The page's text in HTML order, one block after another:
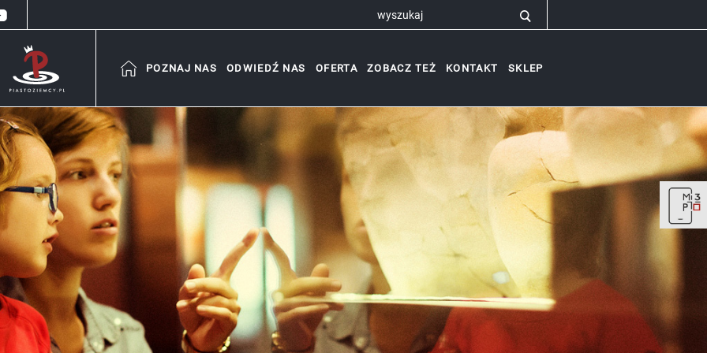
POZNAJ NAS ODWIEDŹ NAS OFERTA ZOBACZ TEŻ KONTAKT SKLEP